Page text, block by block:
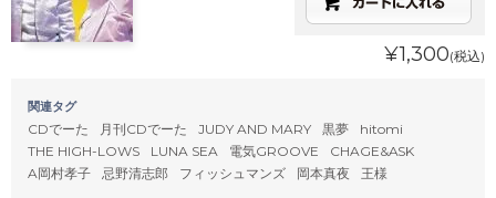
¥1,300(税込)
関連タグ
CDでーた 月刊CDでーた JUDY AND MARY 黒夢
hitomi
THE HIGH-LOWS
LUNA SEA 電気GROOVE
CHAGE&ASK
A岡村孝子
忌野清志郎 フィッシュマンズ 岡本真夜 王様